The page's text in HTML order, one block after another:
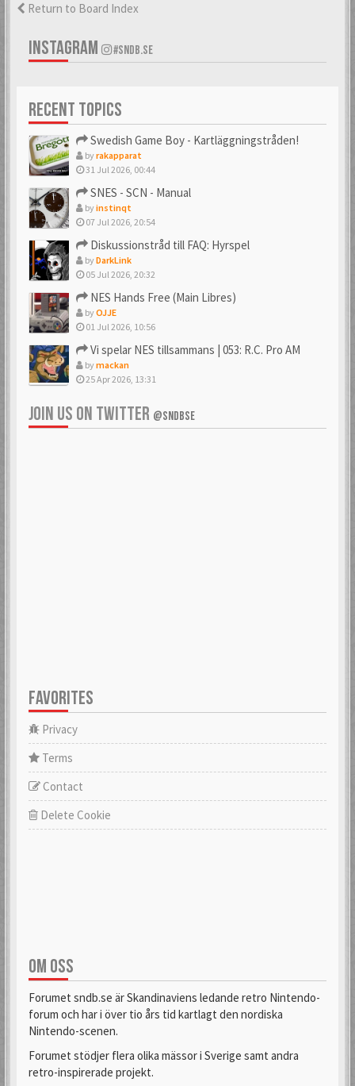
Return to Board Index
INSTAGRAM #SNDB.SE
RECENT TOPICS
Swedish Game Boy - Kartläggningstråden!
byrakapparat
31 Jul 2026, 00:44
SNES - SCN - Manual
byinstinqt
07 Jul 2026, 20:54
Diskussionstråd till FAQ: Hyrspel
byDarkLink
05 Jul 2026, 20:32
NES Hands Free (Main Libres)
byOJJE
01 Jul 2026, 10:56
Vi spelar NES tillsammans | 053: R.C. Pro AM
bymackan
25 Apr 2026, 13:31
JOIN US ON TWITTER @SNDBSE
FAVORITES
Privacy
Terms
Contact
Delete Cookie
OM OSS
Forumet sndb.se är Skandinaviens ledande retro Nintendo-
forum och har i över tio års tid kartlagt den nordiska
Nintendo-scenen.
Forumet stödjer flera olika mässor i Sverige samt andra
retro-inspirerade projekt.